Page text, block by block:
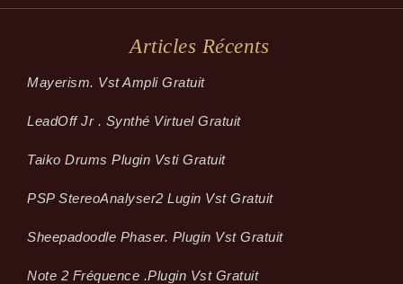
Articles Récents
Mayerism. Vst Ampli Gratuit
LeadOff Jr . Synthé Virtuel Gratuit
Taiko Drums Plugin Vsti Gratuit
PSP StereoAnalyser2 Lugin Vst Gratuit
Sheepadoodle Phaser. Plugin Vst Gratuit
Note 2 Fréquence .plugin Vst Gratuit